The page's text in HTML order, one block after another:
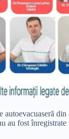
autoevacuaseră
au fost înregistrate